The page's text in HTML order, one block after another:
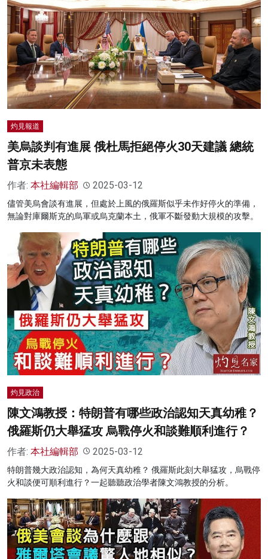
灼見報道
美烏談判有進展 俄杜馬拒絕停火30天建議 總統
普京未表態
作者: 本社編輯部 2025-03-12
儘管美烏會談有進展，但處於上風的俄羅斯似乎未作好停火的準備，
無論對庫爾斯克的烏軍或烏克蘭本土，俄軍不斷發動大規模的攻擊。
灼見政治
陳文鴻教授：特朗普有哪些政治認知天真幼稚？
俄羅斯仍大舉猛攻 烏戰停火和談難順利進行？
作者: 本社編輯部 2025-03-12
特朗普幾大政治認知，為何天真幼稚？ 俄羅斯此刻大舉猛攻，烏戰停
火和談便可順利進行？一起聽聽政治學者陳文鴻教授的分析。